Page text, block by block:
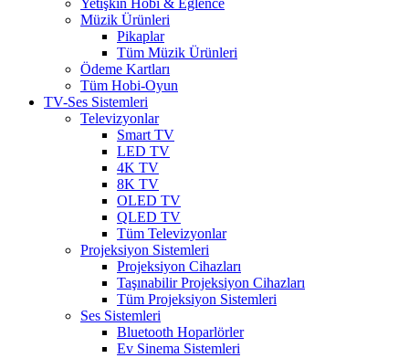
Yetişkin Hobi & Eğlence
Müzik Ürünleri
Pikaplar
Tüm Müzik Ürünleri
Ödeme Kartları
Tüm Hobi-Oyun
TV-Ses Sistemleri
Televizyonlar
Smart TV
LED TV
4K TV
8K TV
OLED TV
QLED TV
Tüm Televizyonlar
Projeksiyon Sistemleri
Projeksiyon Cihazları
Taşınabilir Projeksiyon Cihazları
Tüm Projeksiyon Sistemleri
Ses Sistemleri
Bluetooth Hoparlörler
Ev Sinema Sistemleri